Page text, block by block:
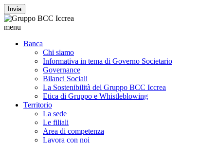
Invia
menu
Banca
Chi siamo
Informativa in tema di Governo Societario
Governance
Bilanci Sociali
La Sostenibilità del Gruppo BCC Iccrea
Etica di Gruppo e Whistleblowing
Territorio
La sede
Le filiali
Area di competenza
Lavora con noi